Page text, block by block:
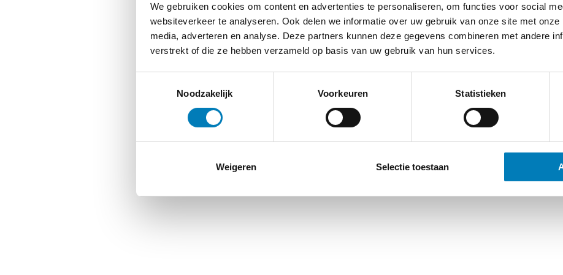
We gebruiken cookies om content en advertenties te personaliseren, om functies voor social
websiteverkeer te analyseren. Ook delen we informatie over uw gebruik van onze site met
media, adverteren en analyse. Deze partners kunnen deze gegevens combineren met andere
verstrekt of die ze hebben verzameld op basis van uw gebruik van hun services.
Noodzakelijk
Voorkeuren Statistieken
Weigeren Selectie toestaan